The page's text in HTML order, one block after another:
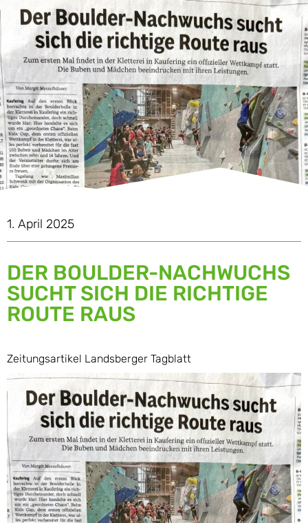
1. April 2025
DER BOULDER-NACHWUCHS
SUCHT SICH DIE RICHTIGE
ROUTE RAUS
Zeitungsartikel Landsberger Tagblatt